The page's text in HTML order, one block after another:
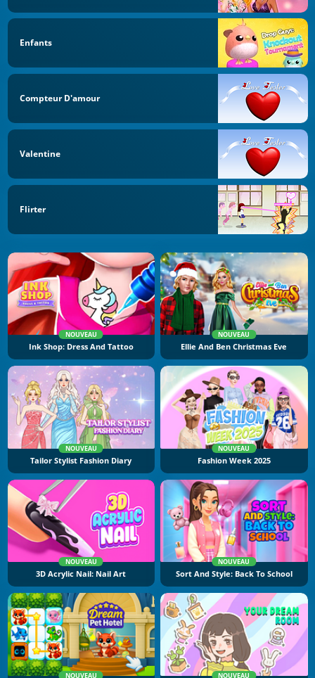
Enfants
Compteur D'amour
Valentine
Flirter
NOUVEAU
Ink Shop: Dress And Tattoo
NOUVEAU
Ellie And Ben Christmas Eve
NOUVEAU
Tailor Stylist Fashion Diary
NOUVEAU
Fashion Week 2025
NOUVEAU
3D Acrylic Nail: Nail Art
NOUVEAU
Sort And Style: Back To School
NOUVEAU NOUVEAU